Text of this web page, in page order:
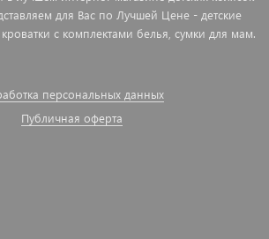
для Вас по Лучшей Цене - детские
кроватки с комплектами белья, сумки для мам.
персональных данных
Публичная оферта